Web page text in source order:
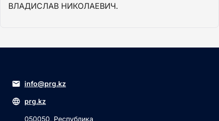
ВЛАДИСЛАВ НИКОЛАЕВИЧ.
info@prg.kz
prg.kz
050050, Республика